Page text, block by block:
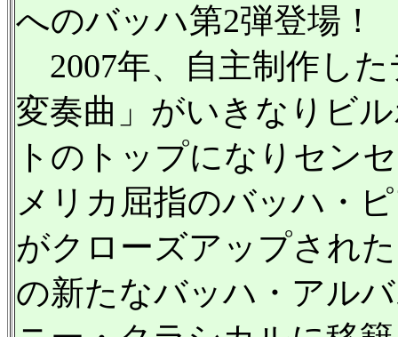
へのバッハ第2弾登場！
2007年、自主制作し
変奏曲」がいきなりビ
トのトップになりセン
メリカ屈指のバッハ・
がクローズアップされ
の新たなバッハ・アル